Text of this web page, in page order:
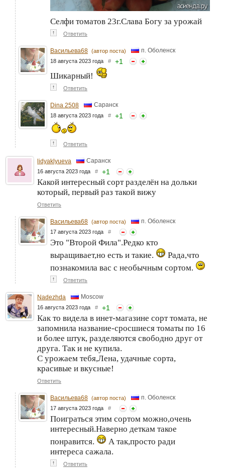
Селфи томатов 23г.Слава Богу за урожай
↑ Ответить
Васильева68 (автор поста) п. Оболенск
18 августа 2023 года # +1
Шикарный!
↑ Ответить
Dina 2508 Саранск
18 августа 2023 года # +1
↑ Ответить
lidyaklyueva Саранск
16 августа 2023 года # +1
Какой интересный сорт разделён на дольки
который, первый раз такой вижу
Ответить
Васильева68 (автор поста) п. Оболенск
17 августа 2023 года #
Это "Второй Фила".Редко кто
выращивает,но есть и такие.
Рада,что
познакомила вас с необычным сортом.
↑ Ответить
Nadezhda Moscow
16 августа 2023 года # +1
Как то видела в инет-магазине сорт томата, не
запомнила название-сросшиеся томаты по 16
и более штук, разделяются свободно друг от
друга. Так и не купила.
С урожаем тебя,Лена, удачные сорта,
красивые и вкусные!
Ответить
Васильева68 (автор поста) п. Оболенск
17 августа 2023 года #
Поиграться этим сортом можно,очень
интересный.Наверно деткам такое
понравится.
А так,просто ради
интереса сажала.
↑ Ответить